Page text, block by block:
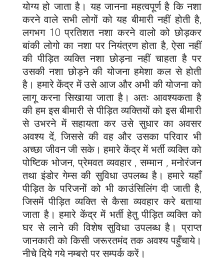
योग्य हो जाता है। यह जानना महत्वपूर्ण है कि नशा
करने वाले सभी लोगों को यह बीमारी नहीं होती है,
लगभग 10 प्रतिशत नशा करने वालो को छोड़कर
बांकी लोगो का नशा पर नियंत्रण होता है, ऐसा नहीं
की पीड़ित व्यक्ति नशा छोड़ना नहीं चाहता है पर
उसकी नशा छोड़ने की योजना हमेशा कल से होती
है। हमारे केंद्र में उसे आज और अभी की योजना को
लागू करना सिखाया जाता है। अतः आवश्यकता है
की हम इस बीमारी से पीड़ित व्यक्तियों को इस बीमारी
से उभरने में सहायता कर उसे सुधार का अवसर
अवश्य दें, जिससे की वह और उसका परिवार भी
अच्छा जीवन जी सके। हमारे केंद्र में भर्ती व्यक्ति को
पोष्टिक भोजन, प्रेमवत व्यवहार , सम्मान , मनोरंजन
तथा इंडोर गेम्स की सुविधा उपलब्ध है। हमारे यहाँ
पीड़ित के परिजनों को भी काउंसिलिंग दी जाती है,
जिसमें पीड़ित व्यक्ति से कैसा व्यवहार करे बताया
जाता है। हमारे केंद्र में भर्ती हेतु पीड़ित व्यक्ति को
घर से लाने की विशेष सुविधा उपलब्ध है। प्राप्त
जानकारी को किसी जरूरतमंद तक अवश्य पहुँचाये।
नीचे दिये गये नम्बरो पर सम्पर्क करें।